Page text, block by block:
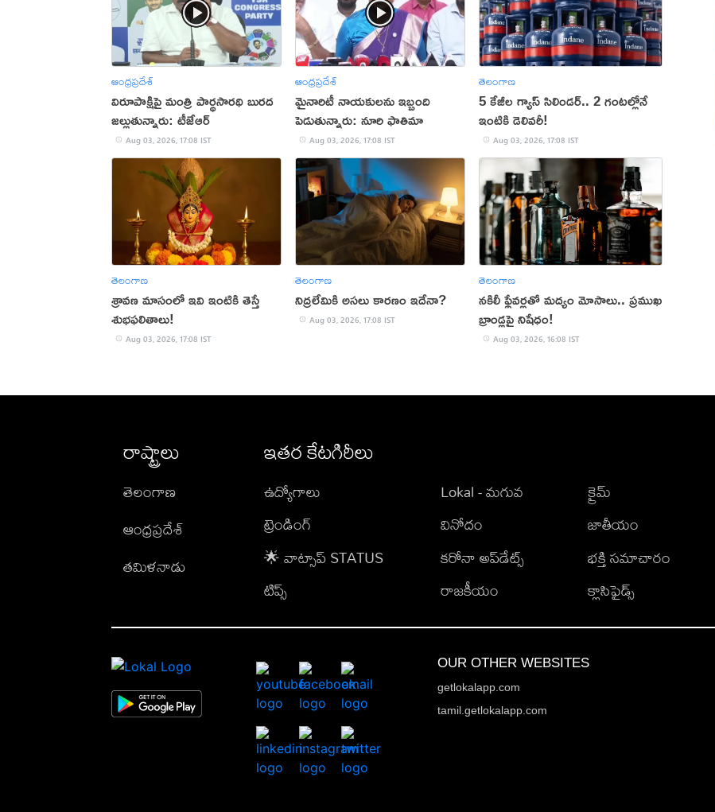
ఆంధ్రప్రదేశ్
విరూపాక్షిపై మంత్రి పార్థసారథి బురద
జల్లుతున్నారు: టీజేఆర్
Aug 03, 2026, 17:08 IST
ఆంధ్రప్రదేశ్
మైనారిటీ నాయకులను ఇబ్బంది
పెడుతున్నారు: నూరి ఫాతిమా
Aug 03, 2026, 17:08 IST
తెలంగాణ
5 కేజీల గ్యాస్ సిలిండర్.. 2 గంటల్లోనే
ఇంటికి డెలివరీ!
Aug 03, 2026, 17:08 IST
తెలంగాణ
శ్రావణ మాసంలో ఇవి ఇంటికి తెస్తే
శుభఫలితాలు!
Aug 03, 2026, 17:08 IST
తెలంగాణ
నిద్రలేమికి అసలు కారణం ఇదేనా?
Aug 03, 2026, 17:08 IST
తెలంగాణ
నకిలీ ఫ్లేవర్లతో మద్యం మోసాలు.. ప్రముఖ
బ్రాండ్లపై నిషేధం!
Aug 03, 2026, 16:08 IST
రాష్ట్రాలు
తెలంగాణ
ఆంధ్రప్రదేశ్
తమిళనాడు
ఇతర కేటగిరీలు
ఉద్యోగాలు
ట్రెండింగ్
🌟 వాట్సాప్ STATUS
టిప్స్
Lokal - మగువ
వినోదం
కరోనా అప్‌డేట్స్
రాజకీయం
క్రైమ్
జాతీయం
భక్తి సమాచారం
క్లాసిఫైడ్స్
OUR OTHER WEBSITES
getlokalapp.com
tamil.getlokalapp.com